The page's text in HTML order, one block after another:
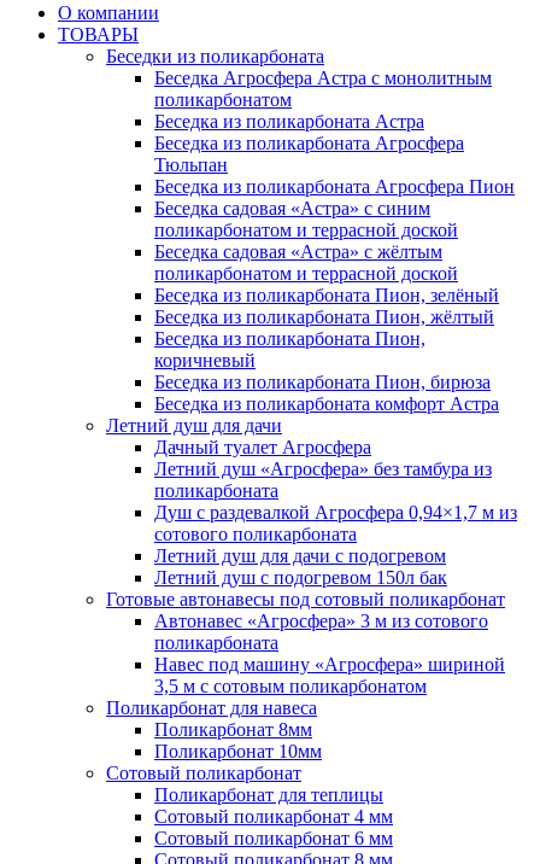
О компании
ТОВАРЫ
Беседки из поликарбоната
Беседка Агросфера Астра с монолитным
поликарбонатом
Беседка из поликарбоната Астра
Беседка из поликарбоната Агросфера
Тюльпан
Беседка из поликарбоната Агросфера Пион
Беседка садовая «Астра» с синим
поликарбонатом и террасной доской
Беседка садовая «Астра» с жёлтым
поликарбонатом и террасной доской
Беседка из поликарбоната Пион, зелёный
Беседка из поликарбоната Пион, жёлтый
Беседка из поликарбоната Пион,
коричневый
Беседка из поликарбоната Пион, бирюза
Беседка из поликарбоната комфорт Астра
Летний душ для дачи
Дачный туалет Агросфера
Летний душ «Агросфера» без тамбура из
поликарбоната
Душ с раздевалкой Агросфера 0,94×1,7 м из
сотового поликарбоната
Летний душ для дачи с подогревом
Летний душ с подогревом 150л бак
Готовые автонавесы под сотовый поликарбонат
Автонавес «Агросфера» 3 м из сотового
поликарбоната
Навес под машину «Агросфера» шириной
3,5 м с сотовым поликарбонатом
Поликарбонат для навеса
Поликарбонат 8мм
Поликарбонат 10мм
Сотовый поликарбонат
Поликарбонат для теплицы
Сотовый поликарбонат 4 мм
Сотовый поликарбонат 6 мм
Сотовый поликарбонат 8 мм